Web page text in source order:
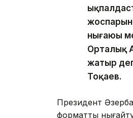
жоспарын
нығаюы
Орталық
жатыр
Тоқаев.
Президент
форматты